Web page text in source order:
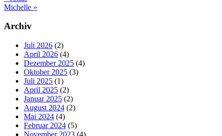
Beitrag:
Nächster
Michelle »
Seitenspalte
Archiv
Juli 2026 (2)
April 2026 (4)
Dezember 2025 (4)
Oktober 2025 (3)
Juli 2025 (1)
April 2025 (2)
Januar 2025 (2)
August 2024 (2)
Mai 2024 (4)
Februar 2024 (5)